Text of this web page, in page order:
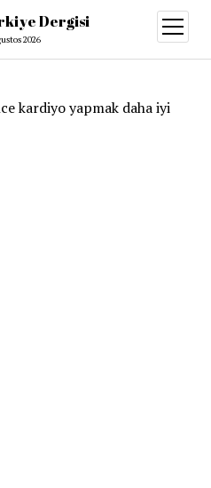
Dergisi
2026
aç
kardiyo yapmak daha iyi